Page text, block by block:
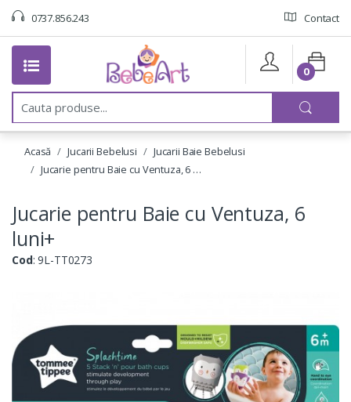
0737.856.243 Contact
C
u
0
Acasă Jucarii Bebelusi
Jucarii Baie Bebelusi
Jucarie pentru Baie cu Ventuza, 6 …
Jucarie pentru Baie cu Ventuza, 6
luni+
Cod: 9L-TT0273